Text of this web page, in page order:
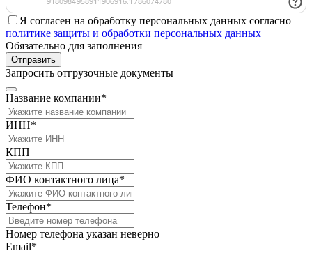
Я согласен на обработку персональных данных согласно
политике защиты и обработки персональных данных
Обязательно для заполнения
Отправить
Запросить отгрузочные документы
Название компании*
ИНН*
КПП
ФИО контактного лица*
Телефон*
Номер телефона указан неверно
Email*